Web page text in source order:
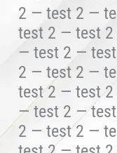
2 — test 2 —
test 2 — test
— test 2 —
2 — test 2 —
test 2 — test
— test 2 —
2 — test 2 —